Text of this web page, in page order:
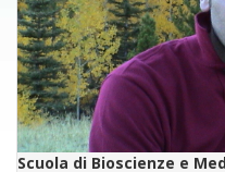
Scuola di Bioscienze e